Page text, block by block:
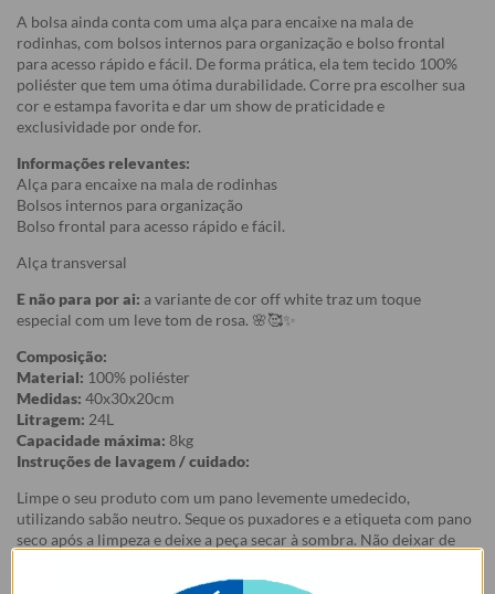
A bolsa ainda conta com uma alça para encaixe na mala de
rodinhas, com bolsos internos para organização e bolso frontal
para acesso rápido e fácil. De forma prática, ela tem tecido 100%
poliéster que tem uma ótima durabilidade. Corre pra escolher sua
cor e estampa favorita e dar um show de praticidade e
exclusividade por onde for.
Informações relevantes:
Alça para encaixe na mala de rodinhas
Bolsos internos para organização
Bolso frontal para acesso rápido e fácil.
Alça transversal
E não para por ai: a variante de cor off white traz um toque
especial com um leve tom de rosa. 🌸🥰✨
Composição:
Material: 100% poliéster
Medidas: 40x30x20cm
Litragem: 24L
Capacidade máxima: 8kg
Instruções de lavagem / cuidado:
Limpe o seu produto com um pano levemente umedecido,
utilizando sabão neutro. Seque os puxadores e a etiqueta com pano
seco após a limpeza e deixe a peça secar à sombra. Não deixar de
deixar sua Bolsa de Viagem Moove sempre incrível, siga